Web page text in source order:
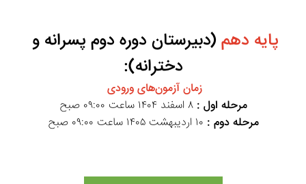
پایه دهم (دبیرستان دوره دوم پسرانه و
دخترانه):
زمان آزمون‌های ورودی
مرحله اول : ۸ اسفند ۱۴۰۴ ساعت ۰۹:۰۰ صبح
مرحله دوم :